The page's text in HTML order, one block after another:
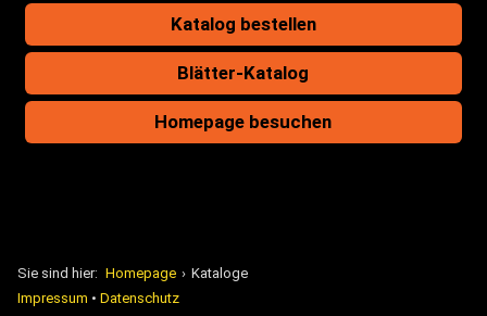
Katalog bestellen
Blätter-Katalog
Homepage besuchen
Sie sind hier: Homepage › Kataloge
Impressum • Datenschutz